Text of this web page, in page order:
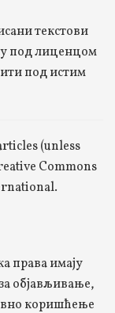
текстови
под лиценцом
под истим
(unless
Commons
права имају
објављивање,
коришћење